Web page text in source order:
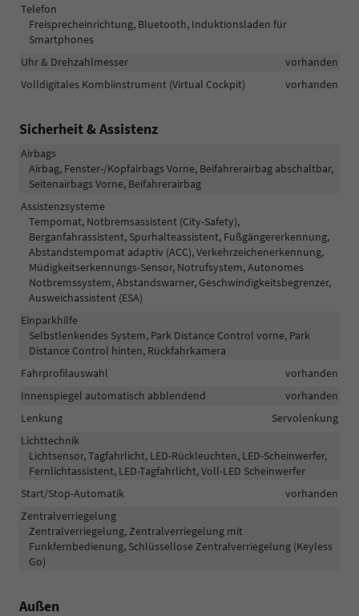
Telefon
Freisprecheinrichtung, Bluetooth, Induktionsladen für
Smartphones
Uhr & Drehzahlmesser
vorhanden
Volldigitales Kombiinstrument (Virtual Cockpit)
vorhanden
Sicherheit & Assistenz
Airbags
Airbag, Fenster-/Kopfairbags Vorne, Beifahrerairbag abschaltbar,
Seitenairbags Vorne, Beifahrerairbag
Assistenzsysteme
Tempomat, Notbremsassistent (City-Safety),
Berganfahrassistent, Spurhalteassistent, Fußgängererkennung,
Abstandstempomat adaptiv (ACC), Verkehrzeichenerkennung,
Müdigkeitserkennungs-Sensor, Notrufsystem, Autonomes
Notbremssystem, Abstandswarner, Geschwindigkeitsbegrenzer,
Ausweichassistent (ESA)
Einparkhilfe
Selbstlenkendes System, Park Distance Control vorne, Park
Distance Control hinten, Rückfahrkamera
Fahrprofilauswahl
vorhanden
Innenspiegel automatisch abblendend
vorhanden
Lenkung
Servolenkung
Lichttechnik
Lichtsensor, Tagfahrlicht, LED-Rückleuchten, LED-Scheinwerfer,
Fernlichtassistent, LED-Tagfahrlicht, Voll-LED Scheinwerfer
Start/Stop-Automatik
vorhanden
Zentralverriegelung
Zentralverriegelung, Zentralverriegelung mit
Funkfernbedienung, Schlüssellose Zentralverriegelung (Keyless
Go)
Außen